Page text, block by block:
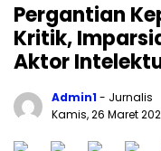
Pergantian
Kritik,
Aktor
Admin1- Jurnalis
Kamis, 26 Maret